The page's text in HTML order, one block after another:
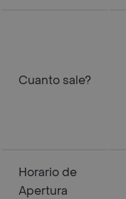
Cuanto sale?
Horario de
Apertura